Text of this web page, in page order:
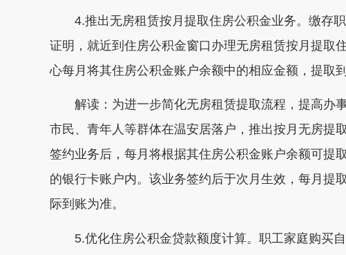
4.推出无房租赁按月提取住房公积金业务。缴存
证明，就近到住房公积金窗口办理无房租赁按月提取
心每月将其住房公积金账户余额中的相应金额，提取
解读：为进一步简化无房租赁提取流程，提高办
市民、青年人等群体在温安居落户，推出按月无房提
签约业务后，每月将根据其住房公积金账户余额可提
的银行卡账户内。该业务签约后于次月生效，每月提
际到账为准。
5.优化住房公积金贷款额度计算。职工家庭购买